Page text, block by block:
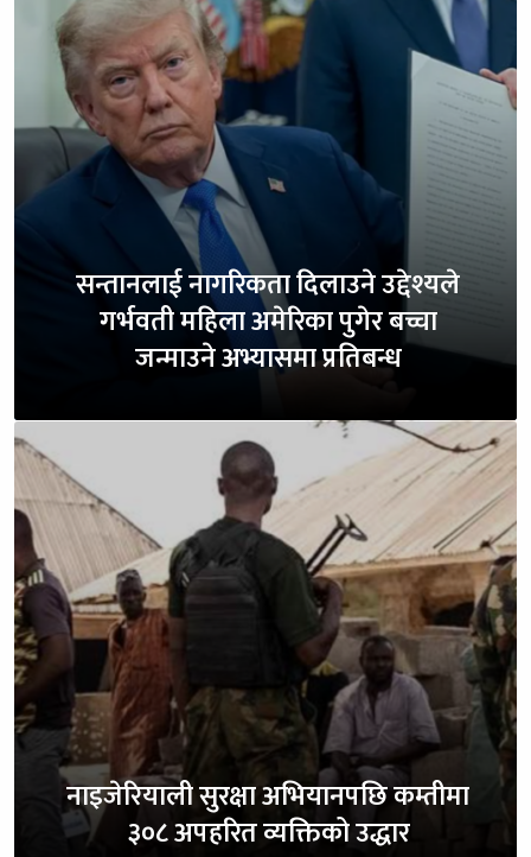
सन्तानलाई नागरिकता दिलाउने उद्देश्यले
गर्भवती महिला अमेरिका पुगेर बच्चा
जन्माउने अभ्यासमा प्रतिबन्ध
नाइजेरियाली सुरक्षा अभियानपछि कम्तीमा
३०८ अपहरित व्यक्तिको उद्धार